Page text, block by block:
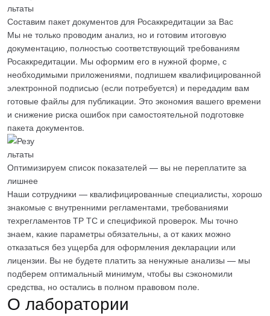
Составим пакет документов для Росаккредитации за Вас
Мы не только проводим анализ, но и готовим итоговую
документацию, полностью соответствующий требованиям
Росаккредитации. Мы оформим его в нужной форме, с
необходимыми приложениями, подпишем квалифицированной
электронной подписью (если потребуется) и передадим вам
готовые файлы для публикации. Это экономия вашего времени
и снижение риска ошибок при самостоятельной подготовке
пакета документов.
Оптимизируем список показателей — вы не переплатите за
лишнее
Наши сотрудники — квалифицированные специалисты, хорошо
знакомые с внутренними регламентами, требованиями
техрегламентов ТР ТС и спецификой проверок. Мы точно
знаем, какие параметры обязательны, а от каких можно
отказаться без ущерба для оформления декларации или
лицензии. Вы не будете платить за ненужные анализы — мы
подберем оптимальный минимум, чтобы вы сэкономили
средства, но остались в полном правовом поле.
О лаборатории